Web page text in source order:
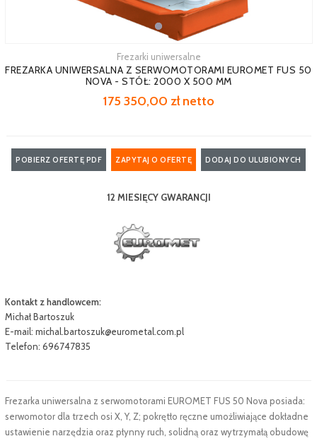
Frezarki uniwersalne
FREZARKA UNIWERSALNA Z SERWOMOTORAMI EUROMET FUS 50
NOVA - STÓŁ: 2000 X 500 MM
175 350,00 zł netto
POBIERZ OFERTĘ PDF ZAPYTAJ O OFERTĘ DODAJ DO ULUBIONYCH
12 MIESIĘCY GWARANCJI
Kontakt z handlowcem:
Michał Bartoszuk
E-mail: michal.bartoszuk@eurometal.com.pl
Telefon: 696747835
Frezarka uniwersalna z serwomotorami EUROMET FUS 50 Nova posiada:
serwomotor dla trzech osi X, Y, Z; pokrętło ręczne umożliwiające dokładne
ustawienie narzędzia oraz płynny ruch, solidną oraz wytrzymałą obudowę